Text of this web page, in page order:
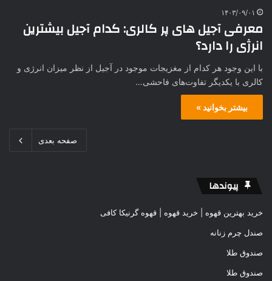
۱۴۰۳/۰۹/۰۱
معرفی آجیل های پر کالری: کدام آجیل بیشترین
انرژی را دارد؟
با این وجود هر کدام از مغزیجات موجود در آجیل از نظر میزان انرژی و
کالری با یکدیگر تفاوت‌های فاحشی…
بیشتر بخوانید »
صفحه بعدی
پیوندها
خرید بهترین قهوه | خرید قهوه | قهوه گرنیکا کافی
صندل چرم زنانه
صندوق طلا
صندوق طلا